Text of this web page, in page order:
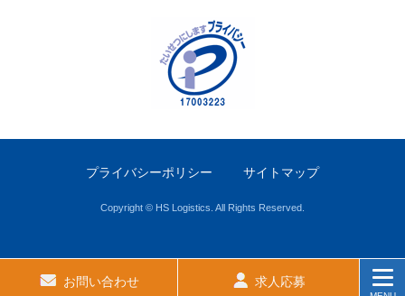
お問い合わせ 求人応募
プライバシーポリシー サイトマップ
Copyright © HS Logistics. All Rights Reserved.